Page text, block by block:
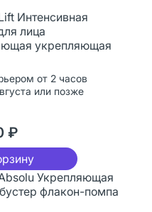
Интенсивная
лица
укрепляющая
от 2 часов
или позже
₽
Укрепляющая
флакон-помпа